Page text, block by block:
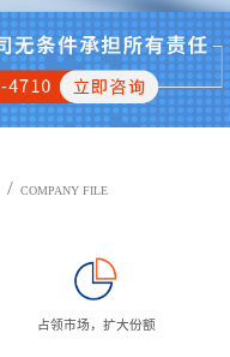
/ COMPANY FILE
占领市场，扩大份额